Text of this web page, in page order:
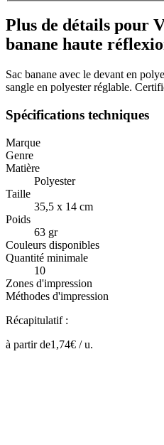
Plus de détails pour
banane haute
Sac banane avec le devant en
sangle en polyester réglable.
Spécifications techniques
Marque
Genre
Matière
Polyester
Taille
35,5 x 14 cm
Poids
63 gr
Couleurs disponibles
Quantité minimale
10
Zones d'impression
Méthodes d'impression
Récapitulatif :
à partir de1,74€ /u.